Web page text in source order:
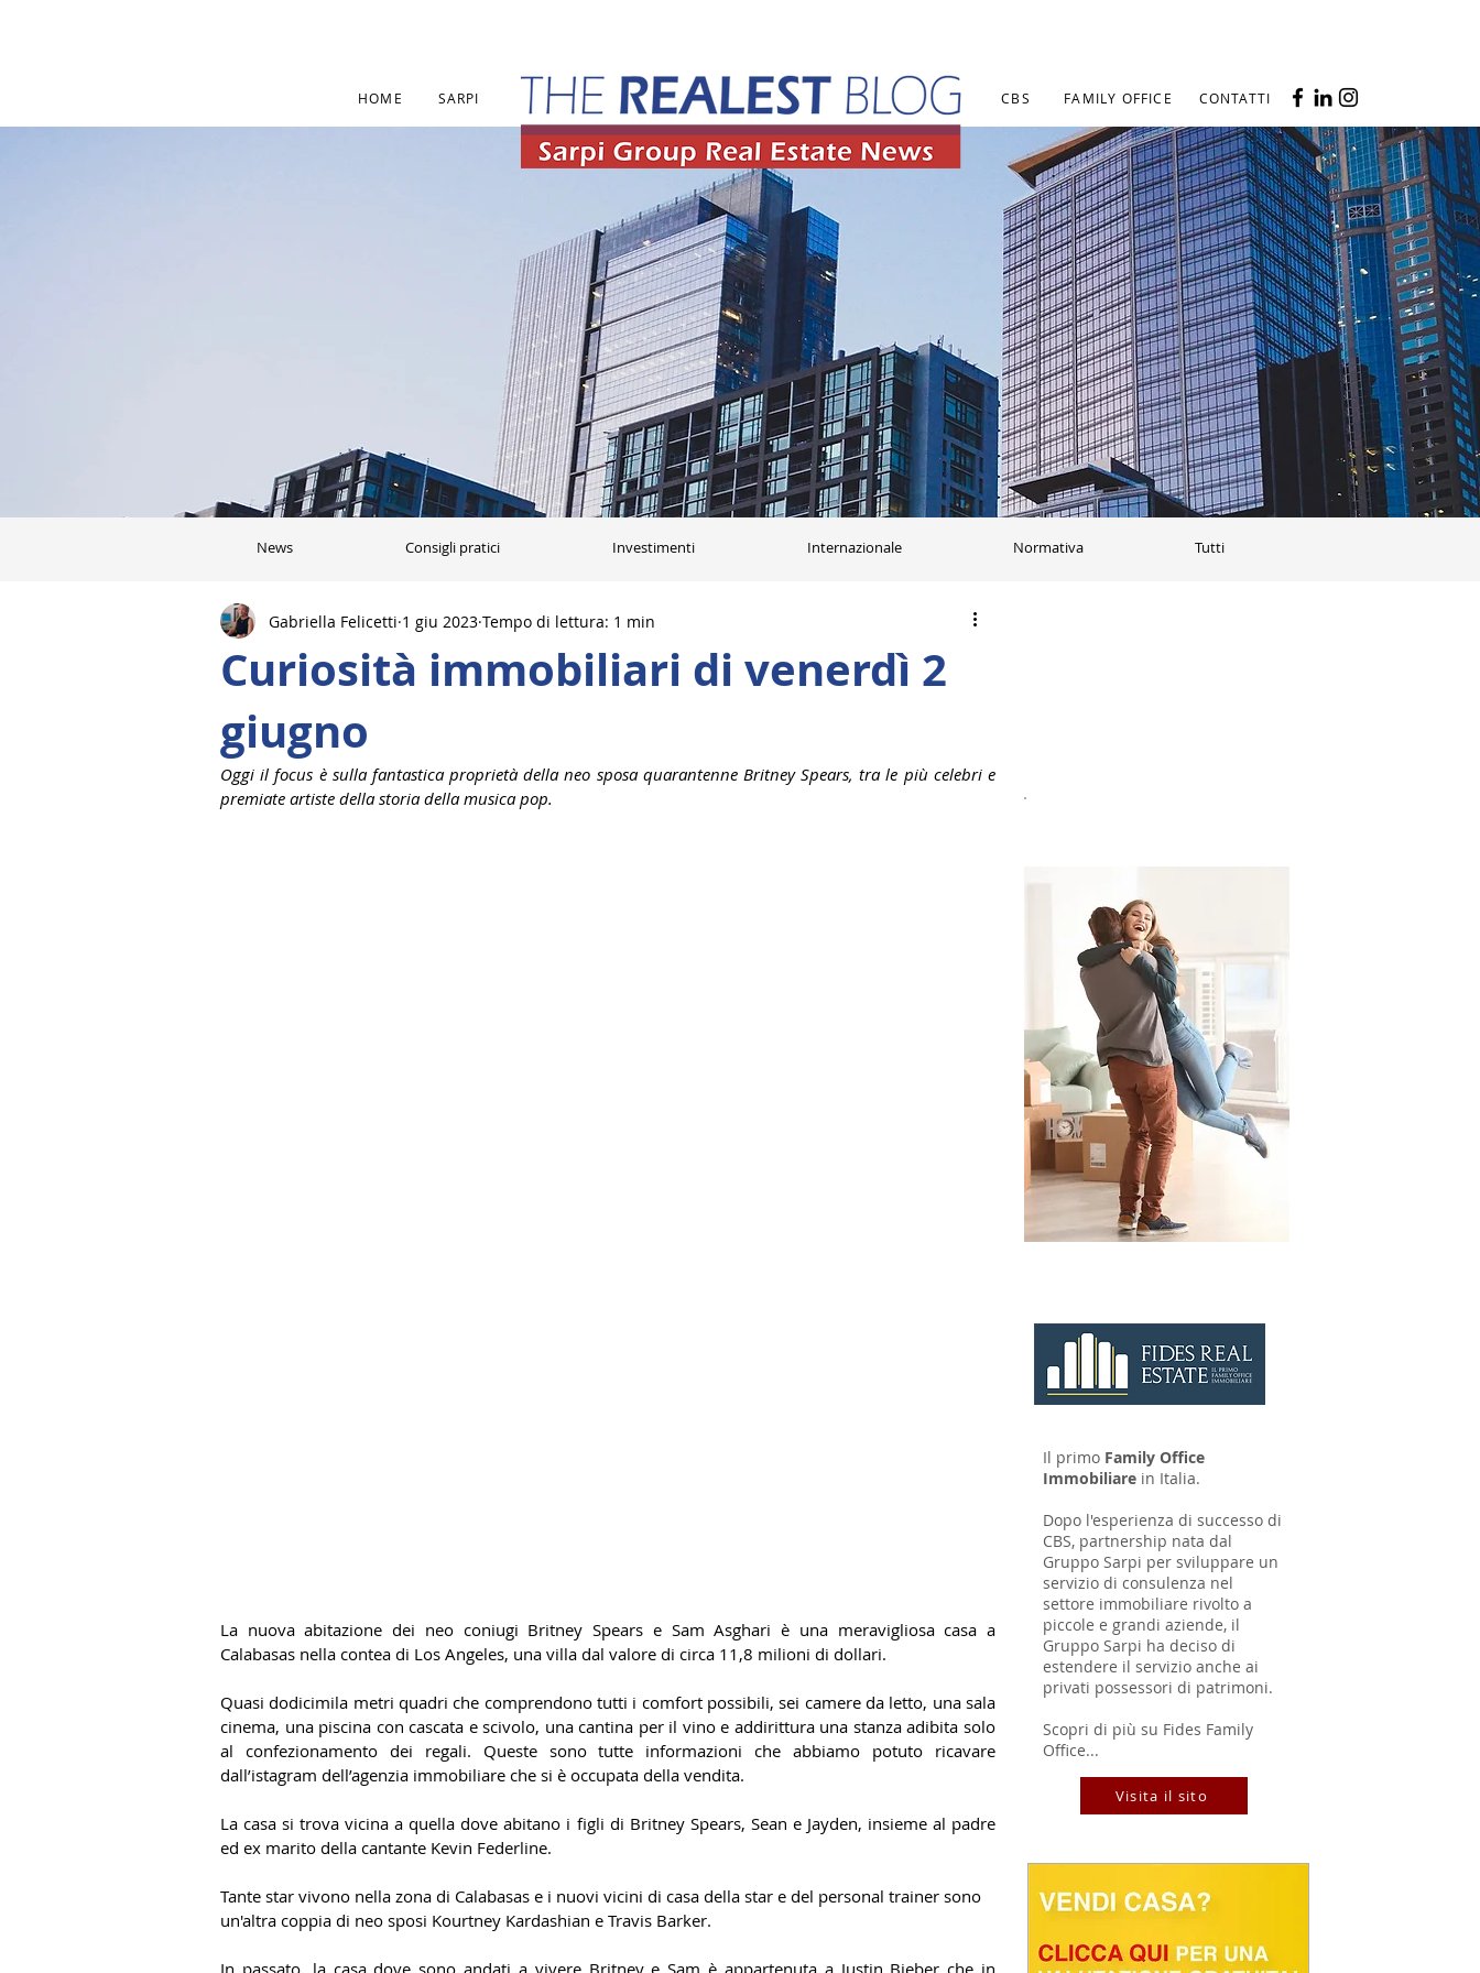
HOME SARPI CBS FAMILY OFFICE CONTATTI
News Consigli pratici Investimenti Internazionale Normativa Tutti
Curiosità immobiliari di venerdì 2
giugno
Gabriella Felicetti 1 giu 2023 Tempo di lettura: 1 min
Oggi il focus è sulla fantastica proprietà della neo sposa quarantenne Britney Spears, tra le più celebri e
premiate artiste della storia della musica pop.
La nuova abitazione dei neo coniugi Britney Spears e Sam Asghari è una meravigliosa casa a
Calabasas nella contea di Los Angeles, una villa dal valore di circa 11,8 milioni di dollari.
Quasi dodicimila metri quadri che comprendono tutti i comfort possibili, sei camere da letto, una sala
cinema, una piscina con cascata e scivolo, una cantina per il vino e addirittura una stanza adibita solo
al confezionamento dei regali. Queste sono tutte informazioni che abbiamo potuto ricavare
dall’istagram dell’agenzia immobiliare che si è occupata della vendita.
La casa si trova vicina a quella dove abitano i figli di Britney Spears, Sean e Jayden, insieme al padre
ed ex marito della cantante Kevin Federline.
Tante star vivono nella zona di Calabasas e i nuovi vicini di casa della star e del personal trainer sono
un'altra coppia di neo sposi Kourtney Kardashian e Travis Barker.
Il primo Family Office
Immobiliare in Italia.
Dopo l'esperienza di successo di
CBS, partnership nata dal
Gruppo Sarpi per sviluppare un
servizio di consulenza nel
settore immobiliare rivolto a
piccole e grandi aziende, il
Gruppo Sarpi ha deciso di
estendere il servizio anche ai
privati possessori di patrimoni.
Scopri di più su Fides Family
Office...
Visita il sito